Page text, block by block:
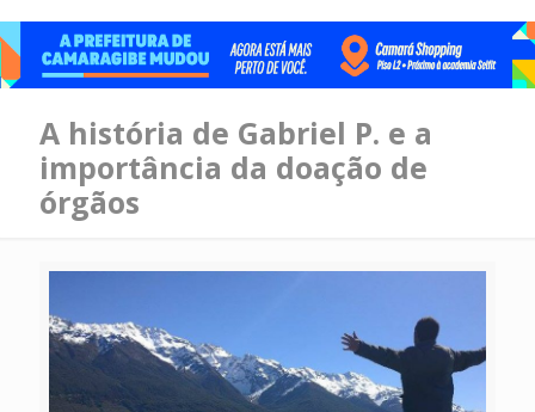
A história de Gabriel P. e a
importância da doação de
órgãos